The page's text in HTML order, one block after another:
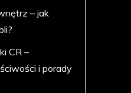
– jak
CR –
i porady